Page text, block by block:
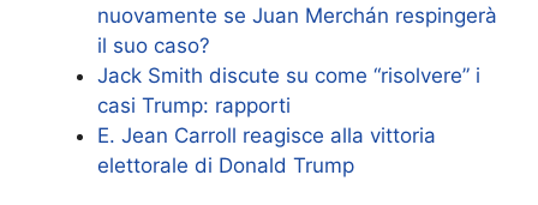
nuovamente se Juan Merchán respingerà
il suo caso?
Jack Smith discute su come “risolvere” i
casi Trump: rapporti
E. Jean Carroll reagisce alla vittoria
elettorale di Donald Trump